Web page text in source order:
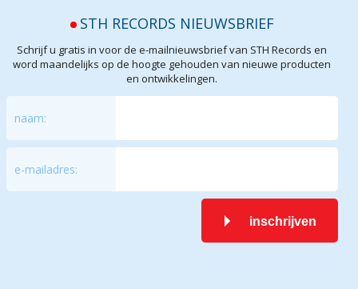
STH RECORDS NIEUWSBRIEF
Schrijf u gratis in voor de e-mailnieuwsbrief van STH Records en
word maandelijks op de hoogte gehouden van nieuwe producten
en ontwikkelingen.
naam:
e-mailadres:
inschrijven